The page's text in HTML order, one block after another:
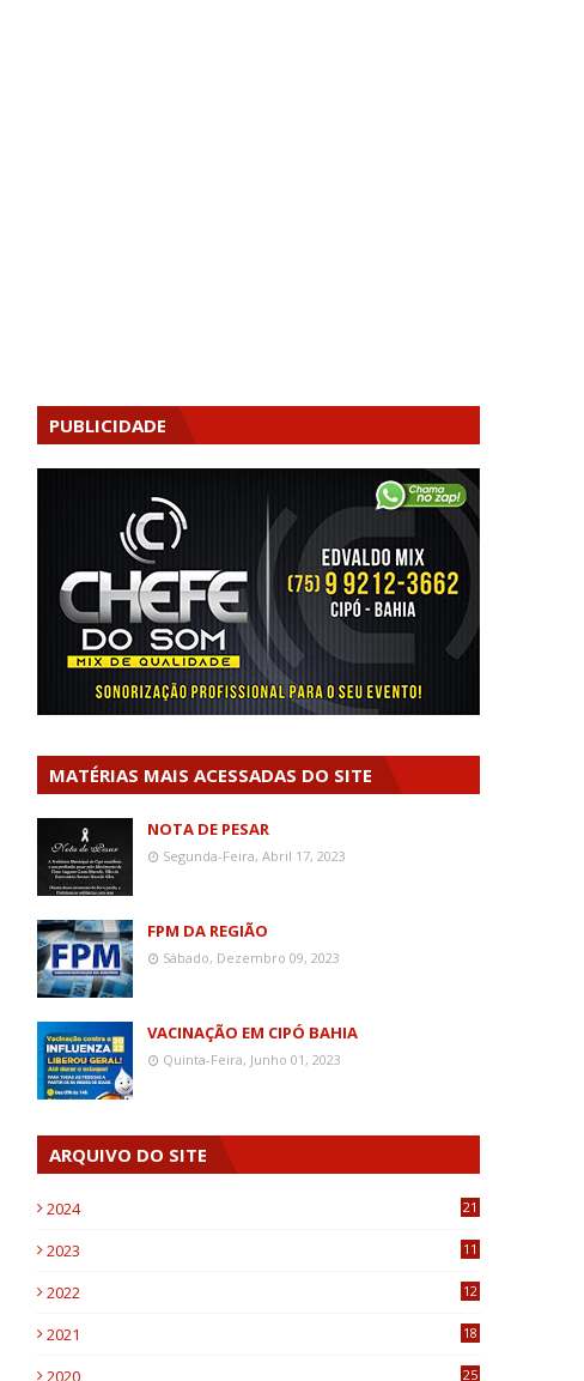
PUBLICIDADE
MATÉRIAS MAIS ACESSADAS DO SITE
NOTA DE PESAR
Segunda-Feira, Abril 17, 2023
FPM DA REGIÃO
Sábado, Dezembro 09, 2023
VACINAÇÃO EM CIPÓ BAHIA
Quinta-Feira, Junho 01, 2023
ARQUIVO DO SITE
2024 21
2023
11
2022
12
2021
18
2020 25